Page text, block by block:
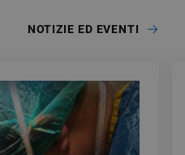
NOTIZIE ED EVENTI